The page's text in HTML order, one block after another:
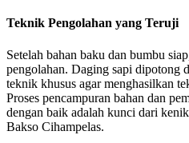
Teknik Pengolahan yang Teruji
Setelah bahan baku dan bumbu
pengolahan. Daging sapi dipotong
teknik khusus agar menghasilkan
Proses pencampuran bahan dan
dengan baik adalah kunci dari
Bakso Cihampelas.